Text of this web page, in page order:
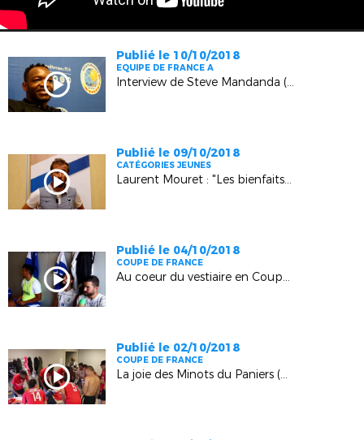
Publié le 10/10/2018
EQUIPE DE FRANCE A
Interview de Steve Mandanda (1ère partie, Aix-en-Provence)
Publié le 09/10/2018
CATÉGORIES JEUNES
Laurent Mouret : "Les bienfaits du Permis de Conduire une équipe de Jeunes"
Publié le 04/10/2018
COUPE DE FRANCE
Au coeur du vestiaire en Coupe de France (Rognes)
Publié le 02/10/2018
COUPE DE FRANCE
La joie des Minots du Paniers (4-1 à Rognes, 2ème tour Coupe de France)